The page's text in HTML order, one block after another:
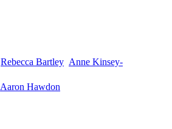
Rebecca Bartley Anne Kinsey-
Aaron Hawdon